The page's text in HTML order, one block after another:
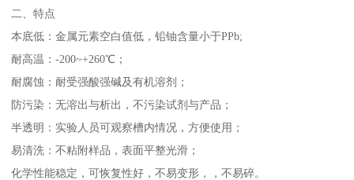
二、特点
本底低：金属元素空白值低，铅铀含量小于PPb;
耐高温：-200~+260℃；
耐腐蚀：耐受强酸强碱及有机溶剂；
防污染：无溶出与析出，不污染试剂与产品；
半透明：实验人员可观察槽内情况，方便使用；
易清洗：不粘附样品，表面平整光滑；
化学性能稳定，可恢复性好，不易变形，，不易碎。